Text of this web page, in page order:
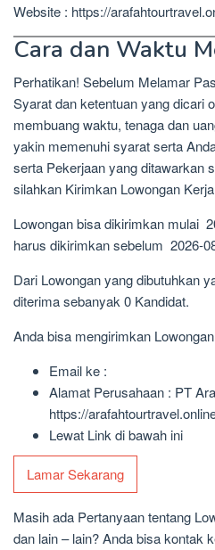
Website : https://
Cara dan Waktu
Perhatikan! Sebelum Melamar
Syarat dan ketentuan yang dicari
membuang waktu, tenaga dan
yakin memenuhi syarat serta
serta Pekerjaan yang ditawarkan
silahkan Kirimkan Lowongan
Lowongan bisa dikirimkan mulai
harus dikirimkan sebelum 2026-
Dari Lowongan yang dibutuhkan
diterima sebanyak 0 Kandidat.
Anda bisa mengirimkan
Email ke :
Alamat Perusahaan : PT
https://
Lewat Link di bawah ini
Lamar Sekarang
Masih ada Pertanyaan tentang
dan lain – lain? Anda bisa kontak